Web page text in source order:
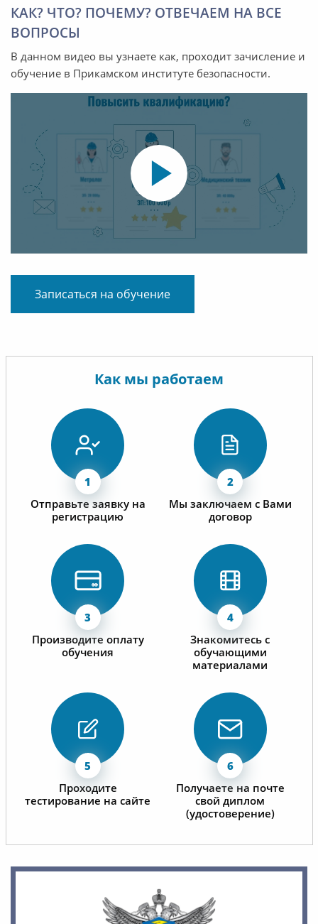
КАК? ЧТО? ПОЧЕМУ? ОТВЕЧАЕМ НА ВСЕ
ВОПРОСЫ
В данном видео вы узнаете как, проходит зачисление и
обучение в Прикамском институте безопасности.
Записаться на обучение
Как мы работаем
Отправьте заявку на
регистрацию
Мы заключаем с Вами
договор
Производите оплату
обучения
Знакомитесь с
обучающими
материалами
Проходите
тестирование на сайте
Получаете на почте
свой диплом
(удостоверение)